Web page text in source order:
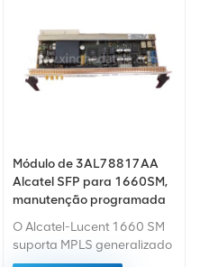
Módulo de 3AL78817AA
Alcatel SFP para 1660SM,
manutenção programada
Alcatel-Lucent 1660
O Alcatel-Lucent 1660 SM
suporta MPLS generalizado
(GMPLS), Ethernet Ring